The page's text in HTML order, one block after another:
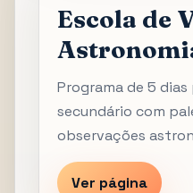
Escola de
Programa de 5
secundário com
observações
Ver página